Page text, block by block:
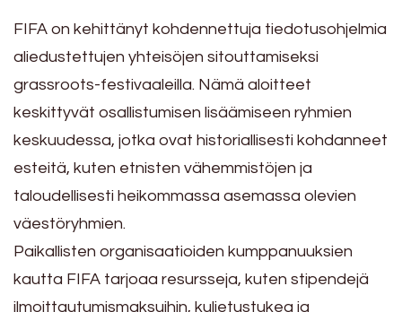
FIFA on kehittänyt kohdennettuja tiedotusohjelmia
aliedustettujen yhteisöjen sitouttamiseksi
grassroots-festivaaleilla. Nämä aloitteet
keskittyvät osallistumisen lisäämiseen ryhmien
keskuudessa, jotka ovat historiallisesti kohdanneet
esteitä, kuten etnisten vähemmistöjen ja
taloudellisesti heikommassa asemassa olevien
väestöryhmien.
Paikallisten organisaatioiden kumppanuuksien
kautta FIFA tarjoaa resursseja, kuten stipendejä
ilmoittautumismaksuihin, kuljetustukea ja